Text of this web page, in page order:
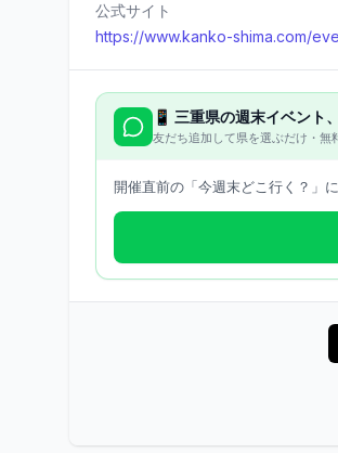
公式サイト
https://www.kanko-shima.com/
📱 三重県の週末イベント
友だち追加して県を選ぶだけ・無
開催直前の「今週末どこ行く？」